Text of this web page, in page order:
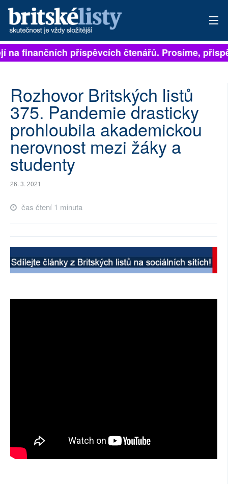
PŘIHLÁSIT
ARCHIV
ROZHOVORY
TÉMATA
NEJČTENĚJŠÍ ZA 7 DNÍ
RUBRIKY
finančních příspěvcích čtenářů. Prosíme,
Rozhovor Britských listů
375. Pandemie drasticky
prohloubila akademickou
nerovnost mezi žáky a
studenty
26. 3. 2021
čas čtení 1 minuta